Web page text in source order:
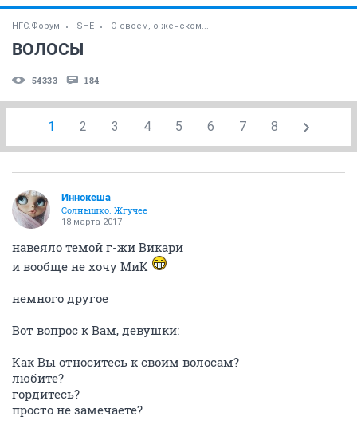
НГС.Форум SHE О своем, о женском...
ВОЛОСЫ
54333 184
1 2 3 4 5 6 7 8
Иннокеша
Солнышко. Жгучее
18 марта 2017
навеяло темой г-жи Викари
и вообще не хочу МиК
немного другое
Вот вопрос к Вам, девушки:
Как Вы относитесь к своим волосам?
любите?
гордитесь?
просто не замечаете?